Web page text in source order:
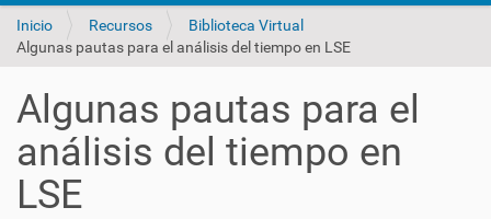
Inicio Recursos
Biblioteca Virtual
Algunas pautas para el análisis del tiempo en LSE
Algunas pautas para el
análisis del tiempo en
LSE